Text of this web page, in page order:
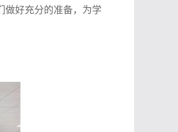
做好充分的准备，为学